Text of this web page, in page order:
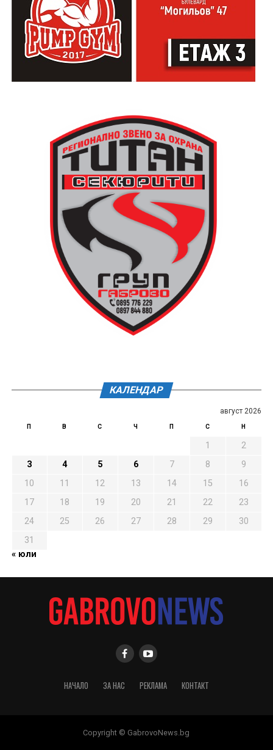
КАЛЕНДАР
август 2026
П В С Ч П С Н
1
2
3
4 5 6 7 8
9
10
11 12 13 14 15
16
17
18 19 20 21 22
23
24
25 26 27 28 29
30
31
« юли
НАЧАЛО ЗА НАС РЕКЛАМА КОНТАКТ
Copyright © GabrovoNews.bg